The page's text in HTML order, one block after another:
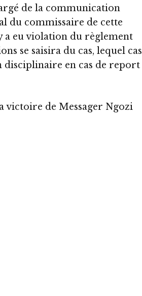
de la communication
du commissaire de cette
a eu violation du règlement
se saisira du cas, lequel cas
disciplinaire en cas de report
victoire de Messager Ngozi